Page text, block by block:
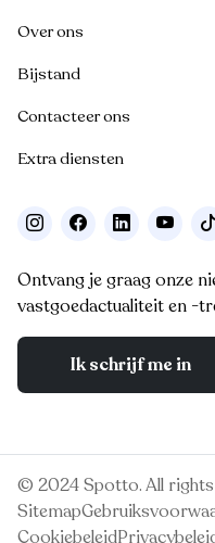
Over ons
Bijstand
Contacteer ons
Extra diensten
Ontvang je graag onze
vastgoedactualiteit en -
Ik schrijf me in
© 2024 Spotto. All rights
Sitemap
Cookiebeleid